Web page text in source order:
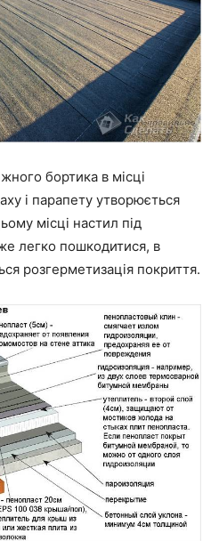
бортика в місці
і парапету утворюється
місці настил під
легко пошкодитися, в
розгерметизація покриття.